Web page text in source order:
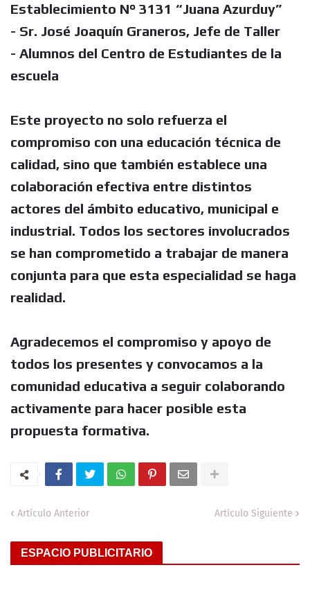
Establecimiento N° 3131 “Juana Azurduy”
- Sr. José Joaquín Graneros, Jefe de Taller
- Alumnos del Centro de Estudiantes de la
escuela
Este proyecto no solo refuerza el
compromiso con una educación técnica de
calidad, sino que también establece una
colaboración efectiva entre distintos
actores del ámbito educativo, municipal e
industrial. Todos los sectores involucrados
se han comprometido a trabajar de manera
conjunta para que esta especialidad se haga
realidad.
Agradecemos el compromiso y apoyo de
todos los presentes y convocamos a la
comunidad educativa a seguir colaborando
activamente para hacer posible esta
propuesta formativa.
Artículo Anterior Artículo Siguiente
ESPACIO PUBLICITARIO